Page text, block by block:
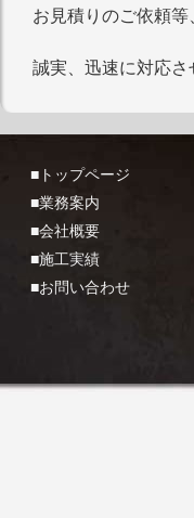
お見積りのご依頼等
誠実、迅速に対応さ
■トップページ
■業務案内
■会社概要
■施工実績
■お問い合わせ